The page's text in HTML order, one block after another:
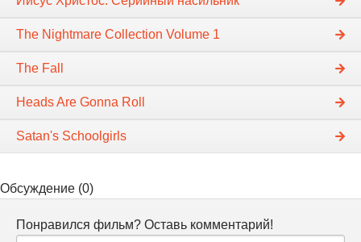
The Nightmare Collection Volume 1
The Fall
Heads Are Gonna Roll
Satan's Schoolgirls
Обсуждение (0)
Понравился фильм? Оставь комментарий!